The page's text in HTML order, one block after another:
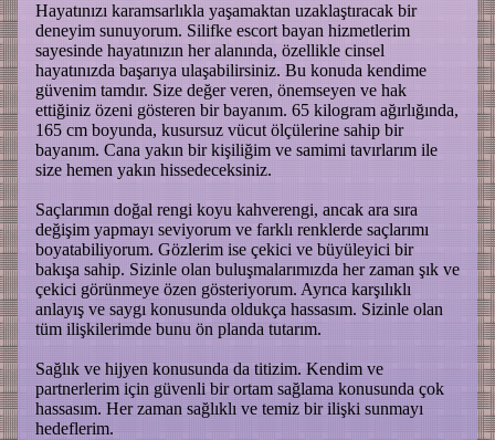
Hayatınızı karamsarlıkla yaşamaktan uzaklaştıracak bir
deneyim sunuyorum. Silifke escort bayan hizmetlerim
sayesinde hayatınızın her alanında, özellikle cinsel
hayatınızda başarıya ulaşabilirsiniz. Bu konuda kendime
güvenim tamdır. Size değer veren, önemseyen ve hak
ettiğiniz özeni gösteren bir bayanım. 65 kilogram ağırlığında,
165 cm boyunda, kusursuz vücut ölçülerine sahip bir
bayanım. Cana yakın bir kişiliğim ve samimi tavırlarım ile
size hemen yakın hissedeceksiniz.
Saçlarımın doğal rengi koyu kahverengi, ancak ara sıra
değişim yapmayı seviyorum ve farklı renklerde saçlarımı
boyatabiliyorum. Gözlerim ise çekici ve büyüleyici bir
bakışa sahip. Sizinle olan buluşmalarımızda her zaman şık ve
çekici görünmeye özen gösteriyorum. Ayrıca karşılıklı
anlayış ve saygı konusunda oldukça hassasım. Sizinle olan
tüm ilişkilerimde bunu ön planda tutarım.
Sağlık ve hijyen konusunda da titizim. Kendim ve
partnerlerim için güvenli bir ortam sağlama konusunda çok
hassasım. Her zaman sağlıklı ve temiz bir ilişki sunmayı
hedeflerim.